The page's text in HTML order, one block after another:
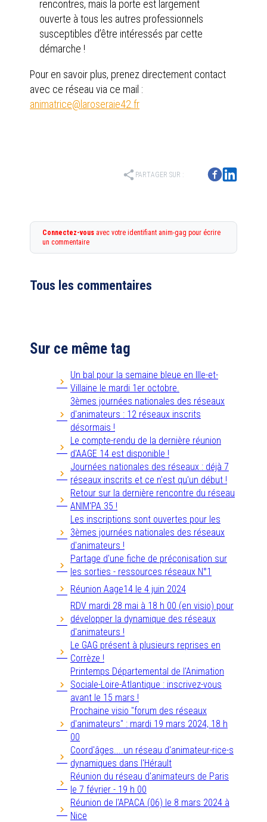
rencontres, mais la porte est largement
ouverte à tous les autres professionnels
susceptibles d’être intéressés par cette
démarche !
Pour en savoir plus, prenez directement contact
avec ce réseau via ce mail :
animatrice@laroseraie42.fr
share PARTAGER SUR :
Connectez-vous avec votre identifiant anim-gag pour écrire
un commentaire
Tous les commentaires
Sur ce même tag
Un bal pour la semaine bleue en Ille-et-
Villaine le mardi 1er octobre.
3èmes journées nationales des réseaux
d'animateurs : 12 réseaux inscrits
désormais !
Le compte-rendu de la dernière réunion
d'AAGE 14 est disponible !
Journées nationales des réseaux : déjà 7
réseaux inscrits et ce n'est qu'un début !
Retour sur la dernière rencontre du réseau
ANIM'PA 35 !
Les inscriptions sont ouvertes pour les
3èmes journées nationales des réseaux
d'animateurs !
Partage d'une fiche de préconisation sur
les sorties - ressources réseaux N°1
Réunion Aage14 le 4 juin 2024
RDV mardi 28 mai à 18 h 00 (en visio) pour
développer la dynamique des réseaux
d'animateurs !
Le GAG présent à plusieurs reprises en
Corrèze !
Printemps Départemental de l'Animation
Sociale-Loire-Atlantique : inscrivez-vous
avant le 15 mars !
Prochaine visio "forum des réseaux
d'animateurs" : mardi 19 mars 2024, 18 h
00
Coord'âges....un réseau d'animateur-rice-s
dynamiques dans l'Hérault
Réunion du réseau d'animateurs de Paris
le 7 février - 19 h 00
Réunion de l'APACA (06) le 8 mars 2024 à
Nice